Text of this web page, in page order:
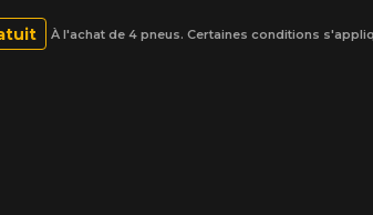
À l'achat de 4 pneus. Certaines conditions